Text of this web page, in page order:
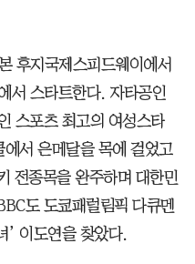
후지국제스피드웨이에서
서 스타트한다. 자타공인
스포츠 최고의 여성스타
서 은메달을 목에 걸었고
전종목을 완주하며 대한민
도 도쿄패럴림픽 다큐멘
’ 이도연을 찾았다.